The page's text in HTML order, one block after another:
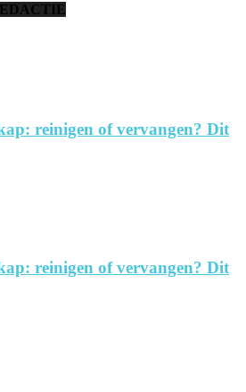
reinigen of vervangen? Dit
reinigen of vervangen? Dit